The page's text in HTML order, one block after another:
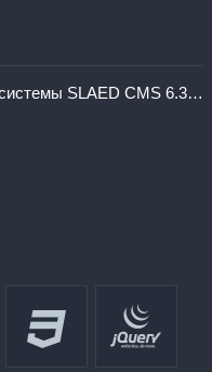
Тестируем релиз Pre-Alpha версии системы SLAED CMS 6.3 Pro